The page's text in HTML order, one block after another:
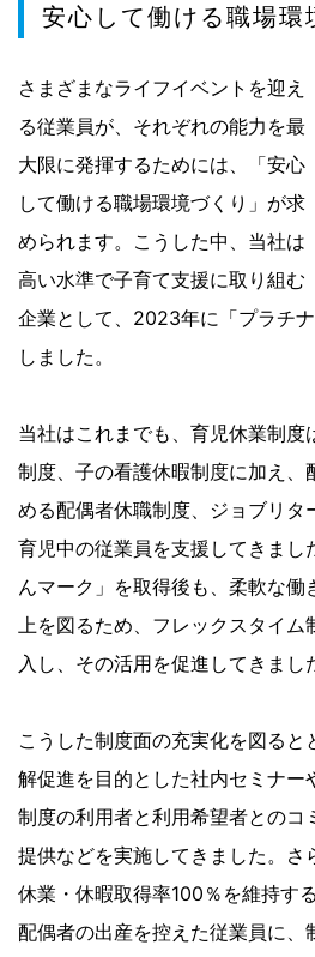
安心して働ける職場環
さまざまなライフイベントを迎え
る従業員が、それぞれの能力を最
大限に発揮するためには、「安心
して働ける職場環境づくり」が求
められます。こうした中、当社は
高い水準で子育て支援に取り組む
企業として、2023年に「プラチ
しました。
当社はこれまでも、育児休業制度
制度、子の看護休暇制度に加え、
める配偶者休職制度、ジョブリタ
育児中の従業員を支援してきま
んマーク」を取得後も、柔軟な働
上を図るため、フレックスタイム
入し、その活用を促進してきまし
こうした制度面の充実化を図ると
解促進を目的とした社内セミナー
制度の利用者と利用希望者とのコ
提供などを実施してきました。さ
休業・休暇取得率100％を維持す
配偶者の出産を控えた従業員に、